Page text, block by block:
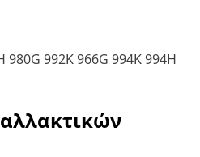
980G 992K 966G 994K 994H